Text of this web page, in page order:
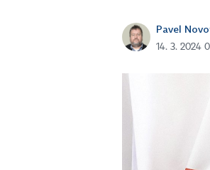
Pavel
14. 3. 2024